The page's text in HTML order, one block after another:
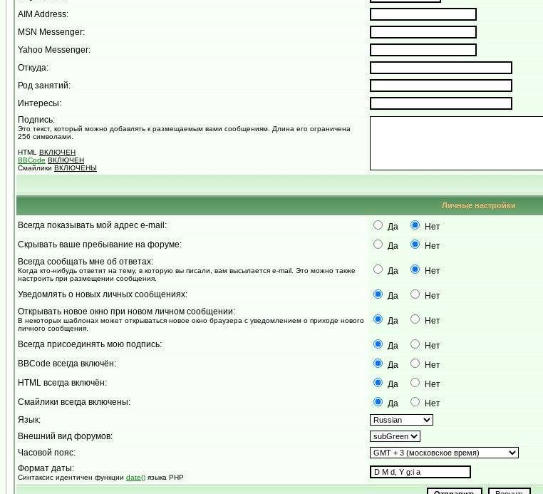
AIM Address:
MSN Messenger:
Yahoo Messenger:
Откуда:
Род занятий:
Интересы:
Подпись:
Это текст, который можно добавлять к размещаемым вами сообщениям. Длина его ограничена
256 символами.
HTML ВКЛЮЧЕН
BBCode ВКЛЮЧЕН
Смайлики ВКЛЮЧЕНЫ
Личные настройки
Всегда показывать мой адрес e-mail: Да
Нет
Скрывать ваше пребывание на форуме:
Да
Нет
Всегда сообщать мне об ответах:
Когда кто-нибудь ответит на тему, в которую вы писали, вам высылается e-mail. Это можно также
настроить при размещении сообщения.
Да Нет
Уведомлять о новых личных сообщениях: Да
Нет
Открывать новое окно при новом личном сообщении:
В некоторых шаблонах может открываться новое окно браузера с уведомлением о приходе нового
личного сообщения.
Да Нет
Всегда присоединять мою подпись: Да
Нет
BBCode всегда включён:
Да
Нет
HTML всегда включён:
Да
Нет
Смайлики всегда включены:
Да
Нет
Язык:
Внешний вид форумов:
Часовой пояс:
Формат даты:
Синтаксис идентичен функции date() языка PHP